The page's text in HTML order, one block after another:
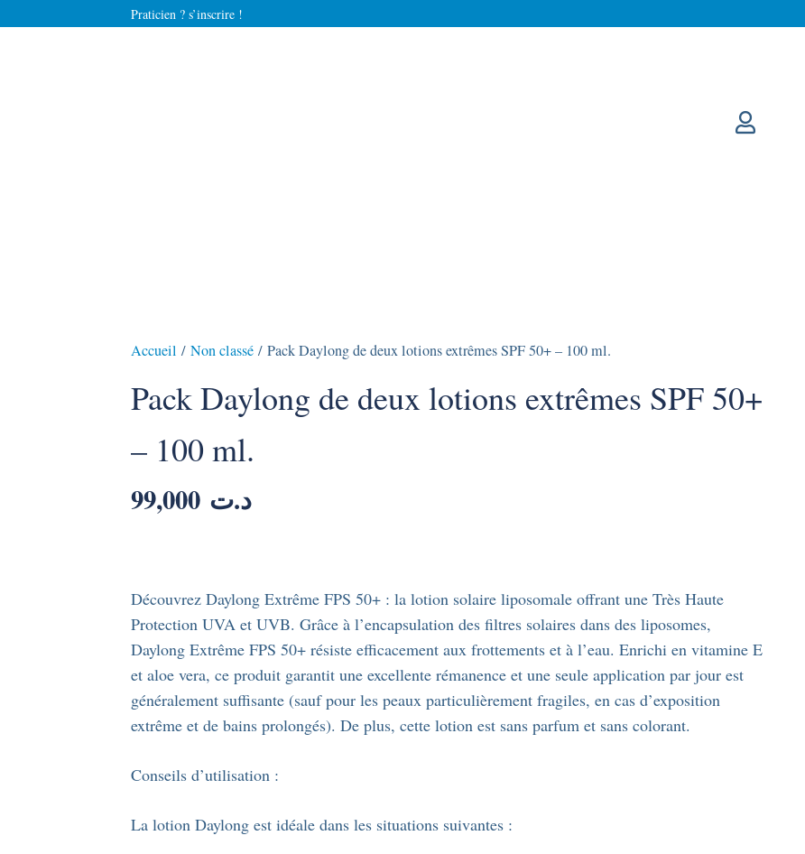
Praticien ? s’inscrire !
Accueil / Non classé/ Pack Daylong de deux lotions extrêmes SPF 50+ – 100 ml.
Pack Daylong de deux lotions extrêmes SPF 50+
– 100 ml.
د.ت 99,000
Découvrez Daylong Extrême FPS 50+ : la lotion solaire liposomale offrant une Très Haute
Protection UVA et UVB. Grâce à l’encapsulation des filtres solaires dans des liposomes,
Daylong Extrême FPS 50+ résiste efficacement aux frottements et à l’eau. Enrichi en vitamine E
et aloe vera, ce produit garantit une excellente rémanence et une seule application par jour est
généralement suffisante (sauf pour les peaux particulièrement fragiles, en cas d’exposition
extrême et de bains prolongés). De plus, cette lotion est sans parfum et sans colorant.
Conseils d’utilisation :
La lotion Daylong est idéale dans les situations suivantes :